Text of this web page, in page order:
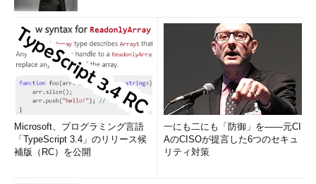
Microsoft、プログラミング言語
「TypeScript 3.4」のリリース候
補版（RC）を公開
一にも二にも「防御」を――元CI
AのCISOが提言した6つのセキュ
リティ対策